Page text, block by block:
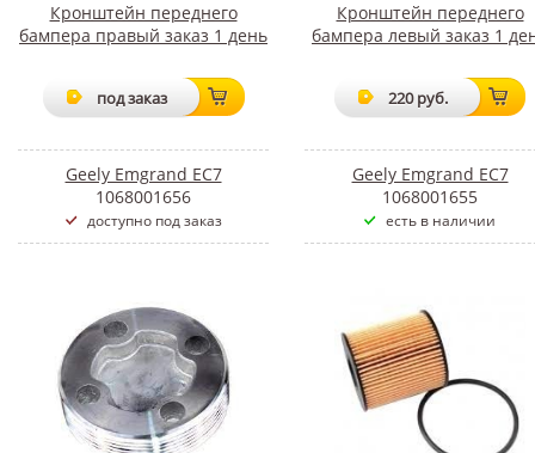
Кронштейн переднего
бампера правый заказ 1 день
под заказ
Geely Emgrand EC7
1068001656
доступно под заказ
Кронштейн переднего
бампера левый заказ 1
220 руб.
Geely Emgrand EC7
1068001655
есть в наличии